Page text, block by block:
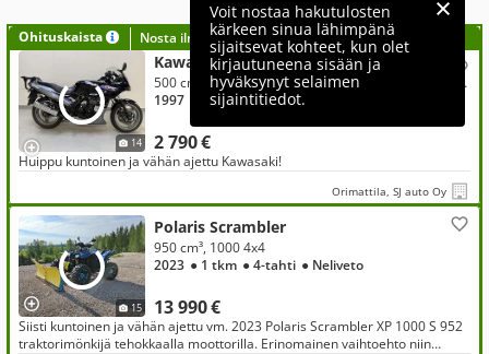
Voit nostaa hakutulosten
kärkeen sinua lähimpänä
sijaitsevat kohteet, kun olet
kirjautuneena sisään ja
hyväksynyt selaimen
sijaintitiedot.
Ohituskaista Nosta ilmoituksesi tähän?
14
Kawasaki GPZ
2 790 €
500 cm³, GPZ 500 S / huippu vähän ajettu / rahoitustarjous, korko 3,99%+kulut**
1997
● 15 tkm● 4-tahti
Huippu kuntoinen ja vähän ajettu Kawasaki!
Orimattila, SJ auto Oy
15
Polaris Scrambler
13 990 €
950 cm³, 1000 4x4
2023 ● 1 tkm ● 4-tahti ● Neliveto
Siisti kuntoinen ja vähän ajettu vm. 2023 Polaris Scrambler XP 1000 S 952
traktorimönkijä tehokkaalla moottorilla. Erinomainen vaihtoehto niin